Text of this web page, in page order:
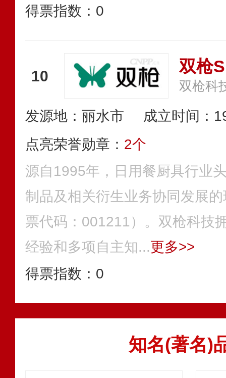
得票指数： 0
10 双枪
双枪科
发源地：丽水市
成立时间：
点亮荣誉勋章： 2个
源自1995年，日用餐厨具行业
制品及相关衍生业务协同发展
票代码：001211）。双枪科技
经验和多项自主知...更多>>
得票指数： 0
知名(著名)